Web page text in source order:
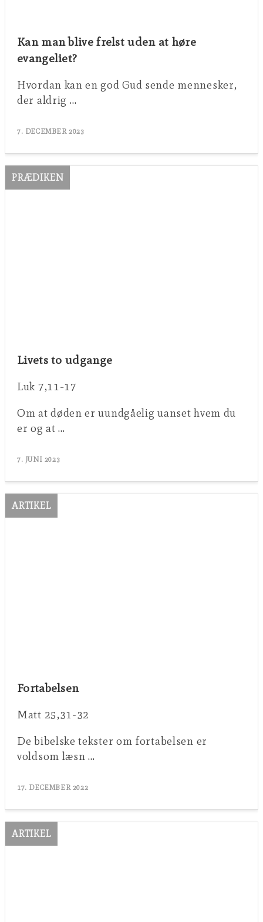
Kan man blive frelst uden at høre
evangeliet?
Hvordan kan en god Gud sende mennesker,
der aldrig …
7. DECEMBER 2023
PRÆDIKEN
Livets to udgange
Luk 7,11-17
Om at døden er uundgåelig uanset hvem du
er og at …
7. JUNI 2023
ARTIKEL
Fortabelsen
Matt 25,31-32
De bibelske tekster om fortabelsen er
voldsom læsn …
17. DECEMBER 2022
ARTIKEL